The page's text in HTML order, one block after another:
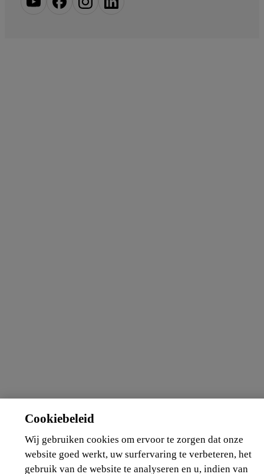
Cookiebeleid
Wij gebruiken cookies om ervoor te zorgen dat onze
website goed werkt, uw surfervaring te verbeteren, het
gebruik van de website te analyseren en u, indien van